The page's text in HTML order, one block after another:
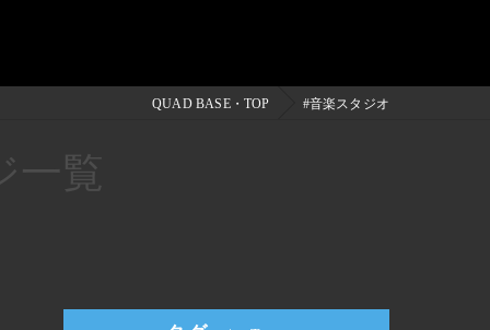
QUAD BASE・TOP #音楽スタジオ
一覧